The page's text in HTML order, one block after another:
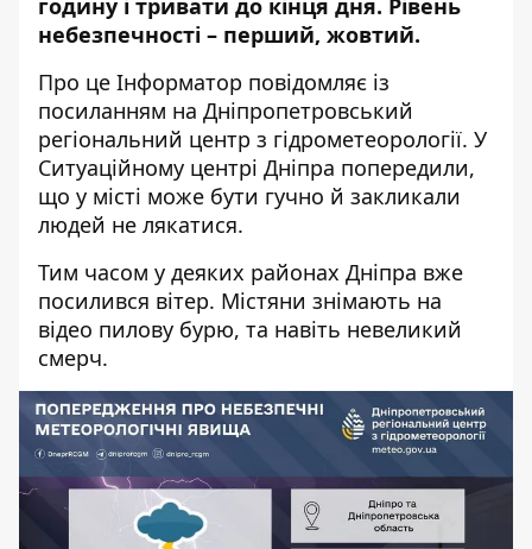
годину і тривати до кінця дня. Рівень
небезпечності – перший, жовтий.
Про це Інформатор повідомляє із
посиланням на Дніпропетровський
регіональний центр з гідрометеорології. У
Ситуаційному центрі Дніпра попередили,
що у місті може бути гучно й закликали
людей не лякатися.
Тим часом у деяких районах Дніпра вже
посилився вітер. Містяни знімають на
відео пилову бурю, та навіть невеликий
смерч.